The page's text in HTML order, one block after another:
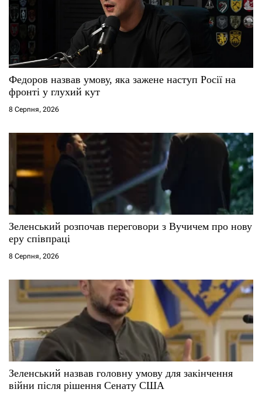
п
и
с
і
в
Федоров назвав умову, яка зажене наступ Росії на
фронті у глухий кут
8 Серпня, 2026
Зеленський розпочав переговори з Вучичем про нову
еру співпраці
8 Серпня, 2026
Зеленський назвав головну умову для закінчення
війни після рішення Сенату США